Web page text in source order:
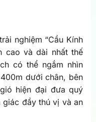
nghiệm “Cầu Kính
cao và dài nhất thế
có thể ngắm nhìn
dưới chân, bên
hiện đại đưa quý
giác đầy thú vị và an